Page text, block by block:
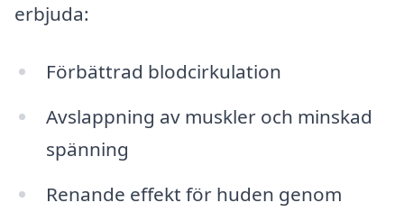
erbjuda:
Förbättrad blodcirkulation
Avslappning av muskler och minskad
spänning
Renande effekt för huden genom